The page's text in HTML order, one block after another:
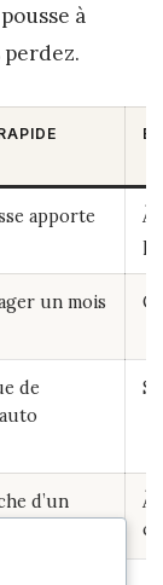
à
apporte
À
un mois
de
d’un
À